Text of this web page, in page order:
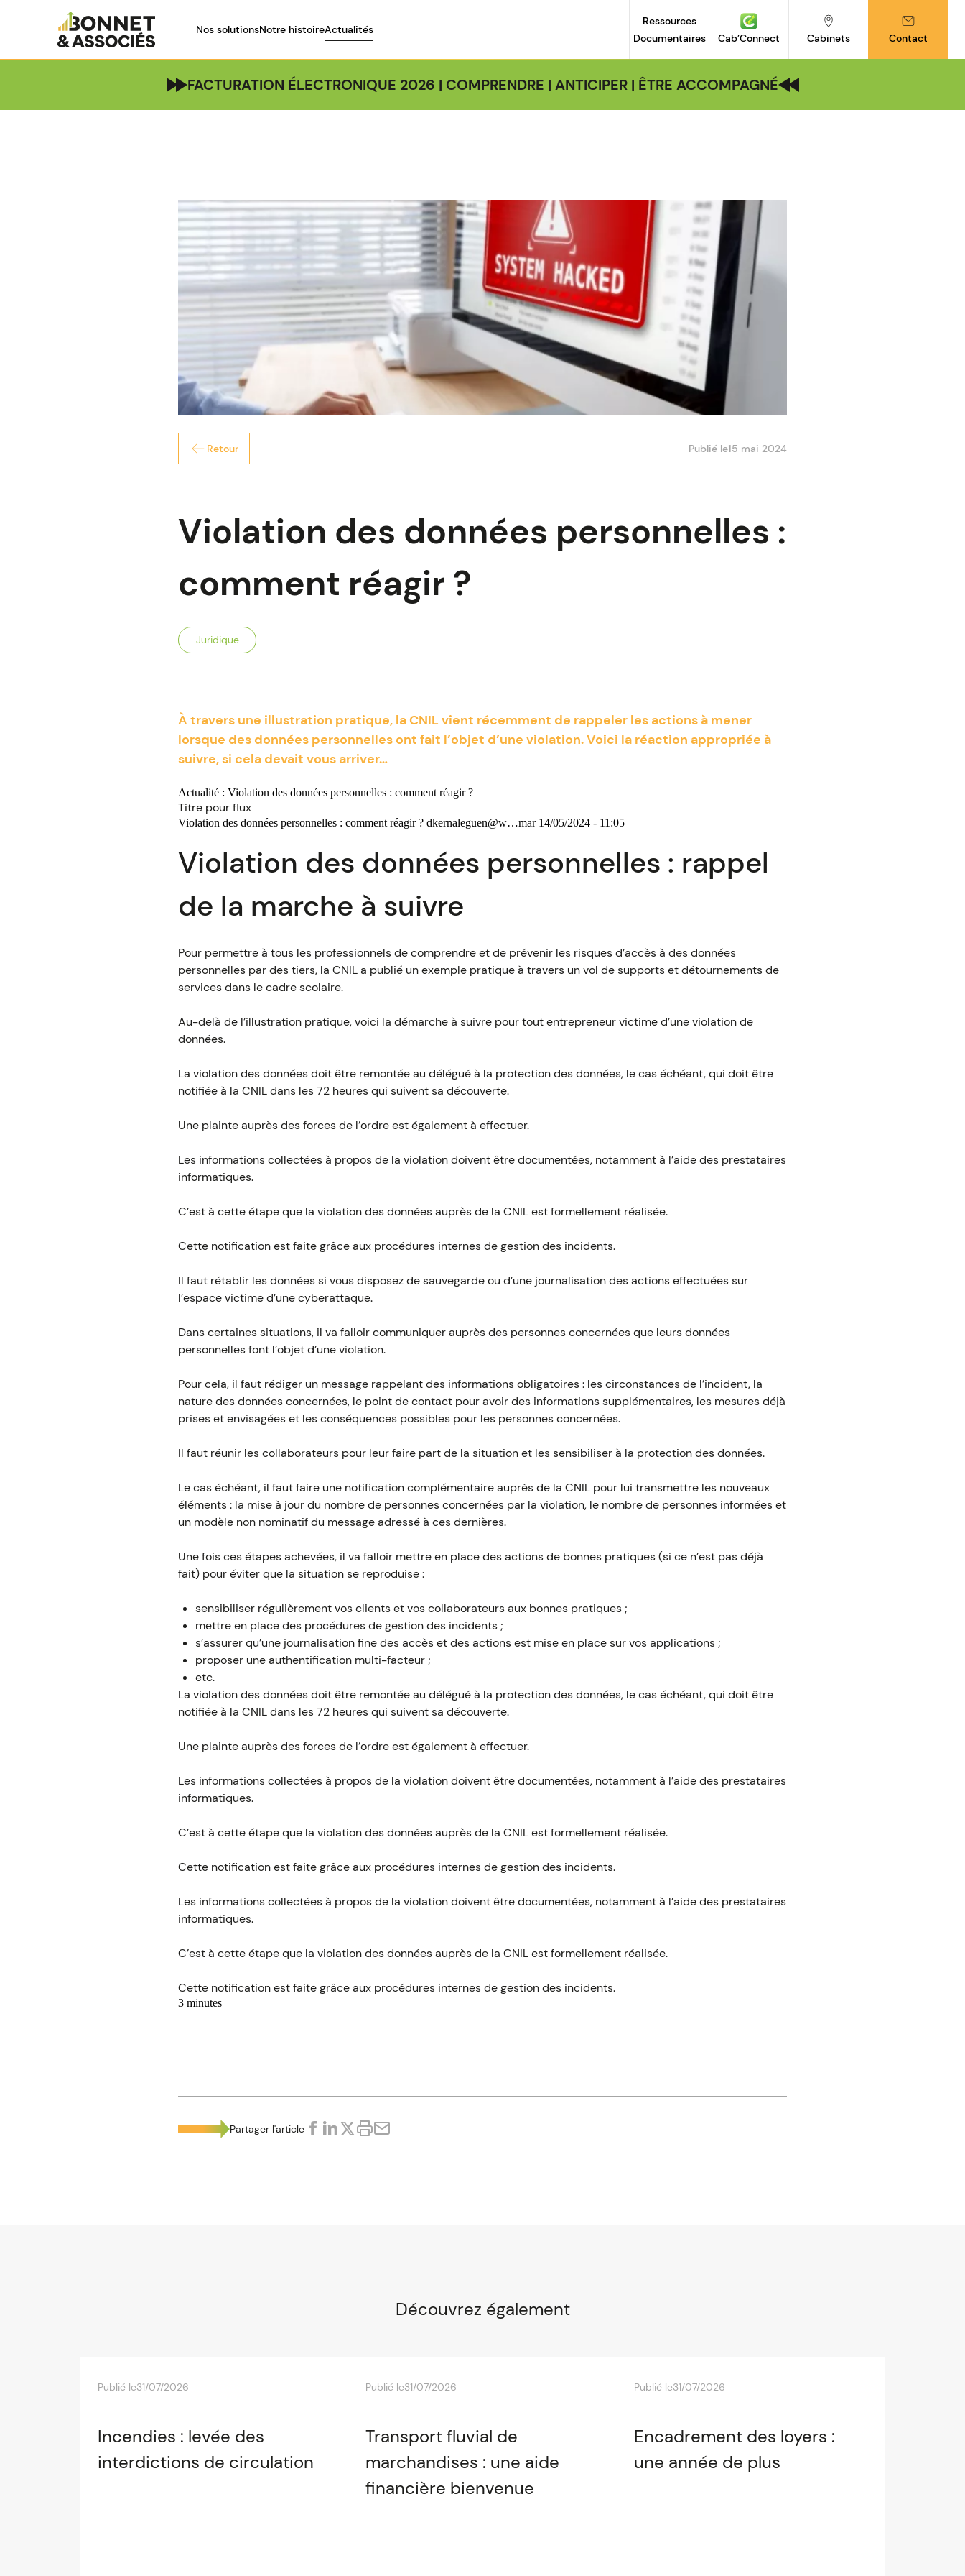
Nos solutionsNotre histoireActualités
Ressources
Documentaires
Cab’Connect Cabinets Contact
FACTURATION ÉLECTRONIQUE 2026 | COMPRENDRE | ANTICIPER | ÊTRE ACCOMPAGNÉ
Retour Publié le15 mai 2024
Violation des données personnelles :
comment réagir ?
Juridique
À travers une illustration pratique, la CNIL vient récemment de rappeler les actions à mener
lorsque des données personnelles ont fait l’objet d’une violation. Voici la réaction appropriée à
suivre, si cela devait vous arriver…
Actualité : Violation des données personnelles : comment réagir ?
Titre pour flux
Violation des données personnelles : comment réagir ? dkernaleguen@w…mar 14/05/2024 - 11:05
Violation des données personnelles : rappel
de la marche à suivre
Pour permettre à tous les professionnels de comprendre et de prévenir les risques d’accès à des données
personnelles par des tiers, la CNIL a publié un exemple pratique à travers un vol de supports et détournements de
services dans le cadre scolaire.
Au-delà de l’illustration pratique, voici la démarche à suivre pour tout entrepreneur victime d’une violation de
données.
La violation des données doit être remontée au délégué à la protection des données, le cas échéant, qui doit être
notifiée à la CNIL dans les 72 heures qui suivent sa découverte.
Une plainte auprès des forces de l’ordre est également à effectuer.
Les informations collectées à propos de la violation doivent être documentées, notamment à l’aide des prestataires
informatiques.
C’est à cette étape que la violation des données auprès de la CNIL est formellement réalisée.
Cette notification est faite grâce aux procédures internes de gestion des incidents.
Il faut rétablir les données si vous disposez de sauvegarde ou d’une journalisation des actions effectuées sur
l’espace victime d’une cyberattaque.
Dans certaines situations, il va falloir communiquer auprès des personnes concernées que leurs données
personnelles font l’objet d’une violation.
Pour cela, il faut rédiger un message rappelant des informations obligatoires : les circonstances de l’incident, la
nature des données concernées, le point de contact pour avoir des informations supplémentaires, les mesures déjà
prises et envisagées et les conséquences possibles pour les personnes concernées.
Il faut réunir les collaborateurs pour leur faire part de la situation et les sensibiliser à la protection des données.
Le cas échéant, il faut faire une notification complémentaire auprès de la CNIL pour lui transmettre les nouveaux
éléments : la mise à jour du nombre de personnes concernées par la violation, le nombre de personnes informées et
un modèle non nominatif du message adressé à ces dernières.
Une fois ces étapes achevées, il va falloir mettre en place des actions de bonnes pratiques (si ce n’est pas déjà
fait) pour éviter que la situation se reproduise :
sensibiliser régulièrement vos clients et vos collaborateurs aux bonnes pratiques ;
mettre en place des procédures de gestion des incidents ;
s’assurer qu’une journalisation fine des accès et des actions est mise en place sur vos applications ;
proposer une authentification multi-facteur ;
etc.
La violation des données doit être remontée au délégué à la protection des données, le cas échéant, qui doit être
notifiée à la CNIL dans les 72 heures qui suivent sa découverte.
Une plainte auprès des forces de l’ordre est également à effectuer.
Les informations collectées à propos de la violation doivent être documentées, notamment à l’aide des prestataires
informatiques.
C’est à cette étape que la violation des données auprès de la CNIL est formellement réalisée.
Cette notification est faite grâce aux procédures internes de gestion des incidents.
Les informations collectées à propos de la violation doivent être documentées, notamment à l’aide des prestataires
informatiques.
C’est à cette étape que la violation des données auprès de la CNIL est formellement réalisée.
Cette notification est faite grâce aux procédures internes de gestion des incidents.
3 minutes
Partager l'article
Découvrez également
Publié le31/07/2026
Incendies : levée des
interdictions de circulation
Publié le31/07/2026
Transport fluvial de
marchandises : une aide
financière bienvenue
Publié le31/07/2026
Encadrement des loyers :
une année de plus